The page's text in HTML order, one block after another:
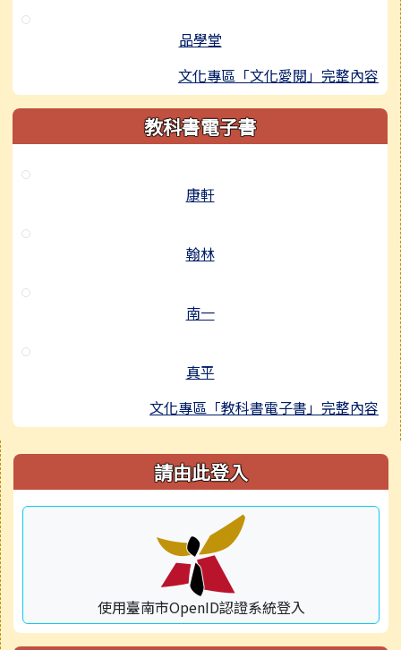
品學堂
文化專區「文化愛閱」完整內容
教科書電子書
康軒
翰林
南一
真平
文化專區「教科書電子書」完整內容
右邊區域內容 請由此登入
使用臺南市OpenID認證系統登入